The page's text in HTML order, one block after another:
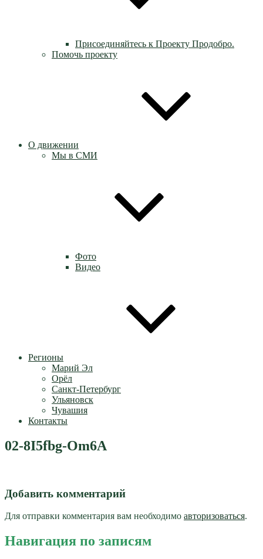
Присоединяйтесь к Проекту Продобро.
Помочь проекту
О движении
Мы в СМИ
Фото
Видео
Регионы
Марий Эл
Орёл
Санкт-Петербург
Ульяновск
Чувашия
Контакты
02-8I5fbg-Om6A
Добавить комментарий
Для отправки комментария вам необходимо авторизоваться.
Навигация по записям